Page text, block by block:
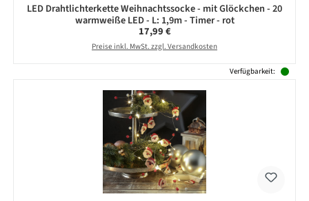
LED Drahtlichterkette Weihnachtssocke - mit Glöckchen - 20
warmweiße LED - L: 1,9m - Timer - rot
Regulärer Preis:
17,99 €
Preise inkl. MwSt. zzgl. Versandkosten
Verfügbarkeit: